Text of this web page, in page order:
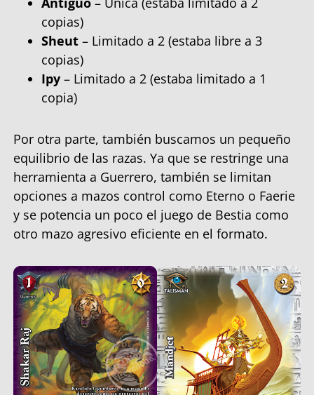
copias)
Sheut – Limitado a 2 (estaba libre a 3
copias)
Ipy – Limitado a 2 (estaba limitado a 1
copia)
Por otra parte, también buscamos un pequeño
equilibrio de las razas. Ya que se restringe una
herramienta a Guerrero, también se limitan
opciones a mazos control como Eterno o Faerie
y se potencia un poco el juego de Bestia como
otro mazo agresivo eficiente en el formato.